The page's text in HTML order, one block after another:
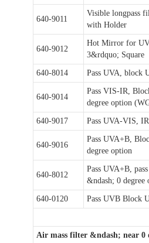
640-9011
Visible longpass
with Holder
640-9012
Hot Mirror for UV
3&rdquo; Square
640-8014 Pass UVA, block
640-9014
Pass VIS-IR,
degree option
640-9017 Pass UVA-VIS,
640-9016
Pass UVA+B,
degree option
640-8012
Pass UVA+B,
&ndash; 0 degree
640-0120 Pass UVB Block
Air mass filter &ndash; near 0